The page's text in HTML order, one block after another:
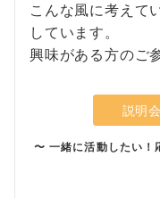
こんな風に考えて
しています。
興味がある方のご
説明
〜 一緒に活動したい！